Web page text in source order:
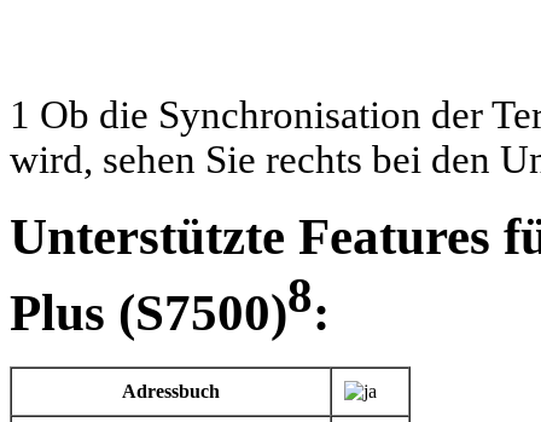
1 Ob die Synchronisation der
wird, sehen Sie rechts bei den
Unterstützte Features
Plus (S7500)8:
Adressbuch